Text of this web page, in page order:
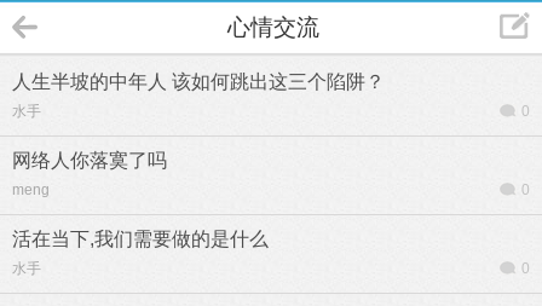
心情交流
人生半坡的中年人 该如何跳出这三个陷阱？
水手 0
网络人你落寞了吗
meng 0
活在当下,我们需要做的是什么
水手 0